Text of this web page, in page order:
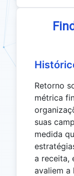
Retorno
métrica
suas
medida
a receita,
avaliem a